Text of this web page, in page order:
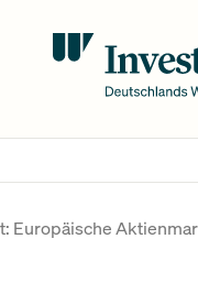
Europäische